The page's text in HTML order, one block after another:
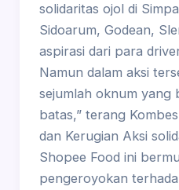
solidaritas ojol di
Sidoarum, Godean,
aspirasi dari para
Namun dalam aksi
sejumlah oknum yang
batas,” terang
dan Kerugian Aksi
Shopee Food ini
pengeroyokan